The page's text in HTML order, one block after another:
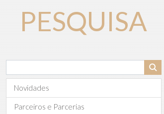
PESQUISA
Novidades
Parceiros e Parcerias